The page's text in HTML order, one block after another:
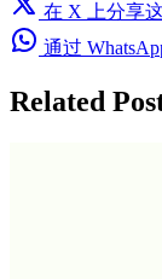
在 X 上分享
通过
Related